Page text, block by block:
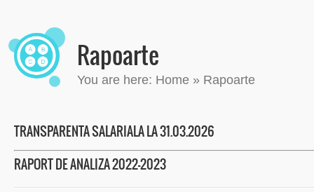
Rapoarte
You are here: Home » Rapoarte
TRANSPARENTA SALARIALA LA 31.03.2026
RAPORT DE ANALIZA 2022-2023